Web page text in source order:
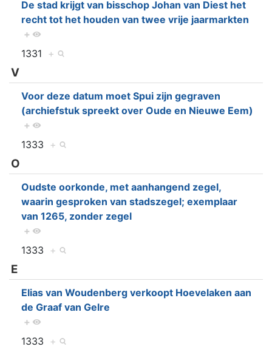
De stad krijgt van bisschop Johan van Diest het
recht tot het houden van twee vrije jaarmarkten
+
1331 +
V
Voor deze datum moet Spui zijn gegraven
(archiefstuk spreekt over Oude en Nieuwe Eem)
+
1333 +
O
Oudste oorkonde, met aanhangend zegel,
waarin gesproken van stadszegel; exemplaar
van 1265, zonder zegel
+
1333 +
E
Elias van Woudenberg verkoopt Hoevelaken aan
de Graaf van Gelre
+
1333 +